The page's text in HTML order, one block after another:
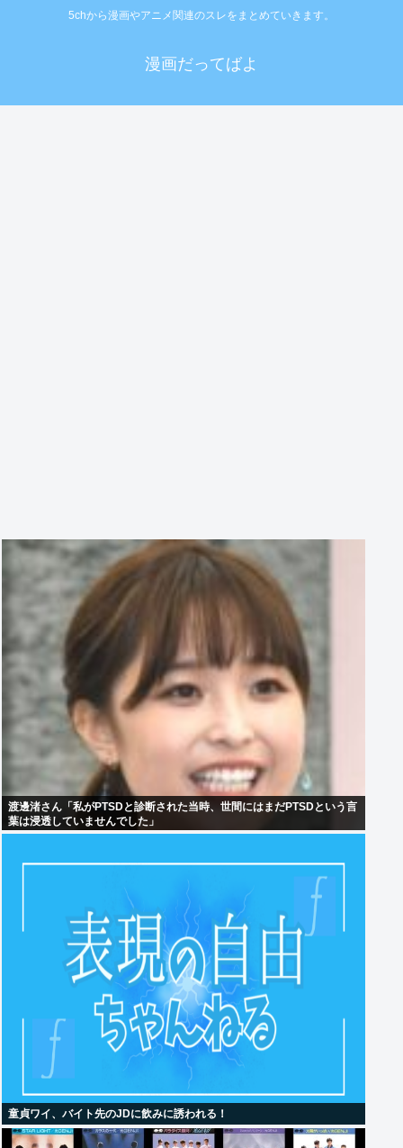
5chから漫画やアニメ関連のスレをまとめていきます。
漫画だってばよ
渡邊渚さん「私がPTSDと診断された当時、世間にはまだPTSDという言
葉は浸透していませんでした」
童貞ワイ、バイト先のJDに飲みに誘われる！